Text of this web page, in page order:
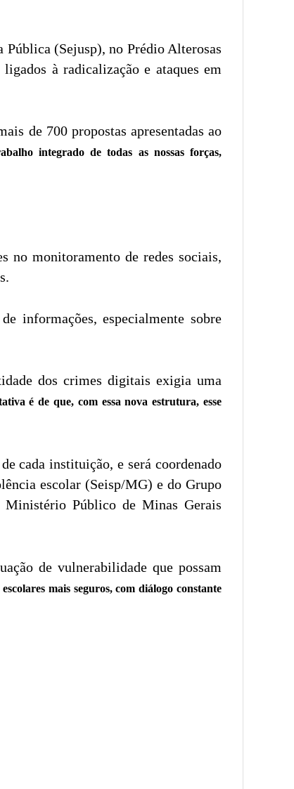
Pública (Sejusp), no Prédio Alterosas
à radicalização e ataques em
de 700 propostas apresentadas ao
integrado de todas as nossas forças,
no monitoramento de redes sociais,
informações, especialmente sobre
dos crimes digitais exigia uma
é de que, com essa nova estrutura, esse
cada instituição, e será coordenado
escolar (Seisp/MG) e do Grupo
Público de Minas Gerais
de vulnerabilidade que possam
mais seguros, com diálogo constante